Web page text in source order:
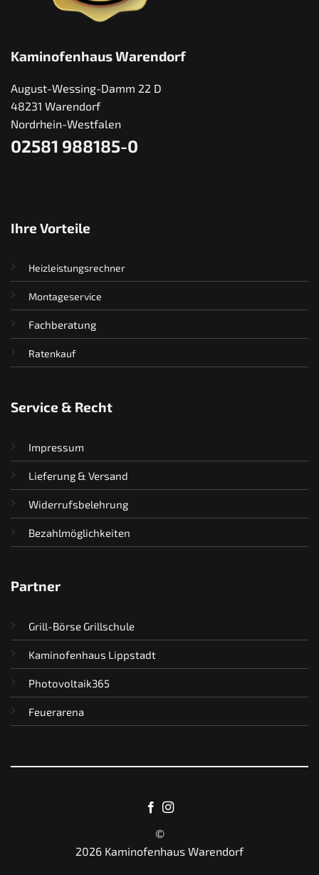
Kaminofenhaus Warendorf
August-Wessing-Damm 22 D
48231 Warendorf
Nordrhein-Westfalen
02581 988185-0
Ihre Vorteile
Heizleistungsrechner
Montageservice
Fachberatung
Ratenkauf
Service & Recht
Impressum
Lieferung & Versand
Widerrufsbelehrung
Bezahlmöglichkeiten
Partner
Grill-Börse Grillschule
Kaminofenhaus Lippstadt
Photovoltaik365
Feuerarena
©
2026 Kaminofenhaus Warendorf